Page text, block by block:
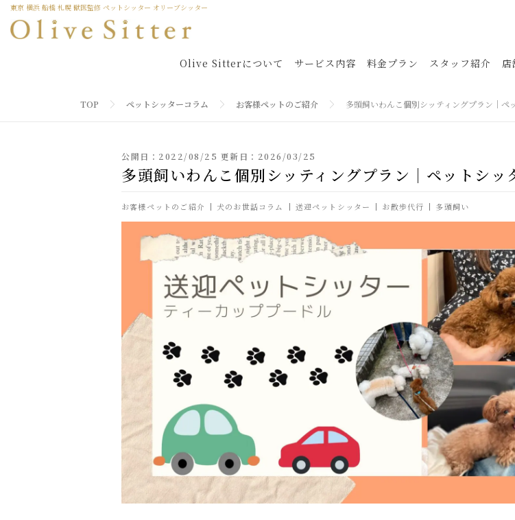
東京 横浜 船橋 札幌 獣医監修 ペットシッター オリーブシッター
Olive Sitterについて サービス内容 料金プラン スタッフ紹介 店
TOP ペットシッターコラム お客様ペットのご紹介 多頭飼いわんこ個別シッティングプラン｜ペ
公開日：2022/08/25 更新日：2026/03/25
多頭飼いわんこ個別シッティングプラン｜ペットシッ
お客様ペットのご紹介 犬のお世話コラム 送迎ペットシッター お散歩代行 多頭飼い